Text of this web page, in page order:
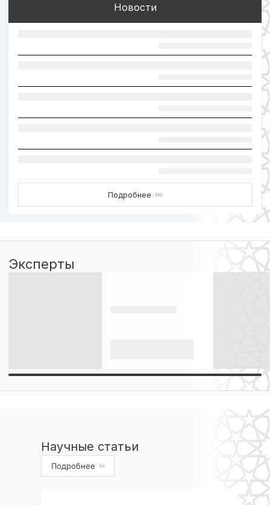
Новости
Подробнее ›››
Эксперты
Научные статьи
Подробнее ›››